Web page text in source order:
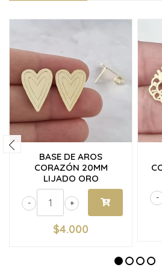
BASE DE AROS
CORAZÓN 20MM
LIJADO ORO
+
-
$4.000
-